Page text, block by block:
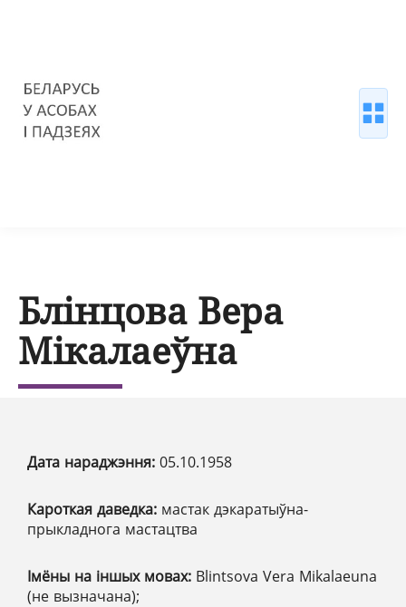
Блінцова Вера
Мікалаеўна
Дата нараджэння: 05.10.1958
Кароткая даведка: мастак дэкаратыўна-
прыкладнога мастацтва
Імёны на іншых мовах: Blintsova Vera Mikalaeuna
(не вызначана);